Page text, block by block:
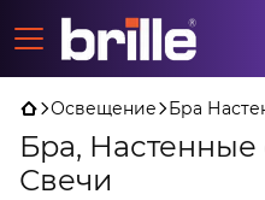
Освещение Бра
Бра, Настенные
Свечи